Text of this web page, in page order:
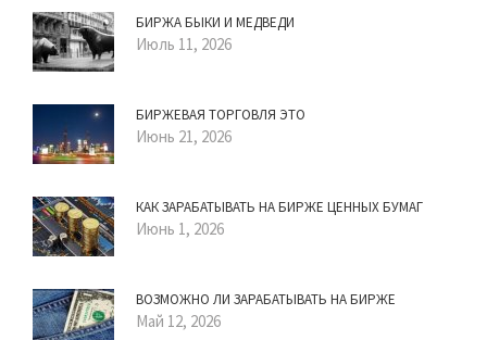
БИРЖА БЫКИ И МЕДВЕДИ
Июль 11, 2026
БИРЖЕВАЯ ТОРГОВЛЯ ЭТО
Июнь 21, 2026
КАК ЗАРАБАТЫВАТЬ НА БИРЖЕ ЦЕННЫХ БУМАГ
Июнь 1, 2026
ВОЗМОЖНО ЛИ ЗАРАБАТЫВАТЬ НА БИРЖЕ
Май 12, 2026